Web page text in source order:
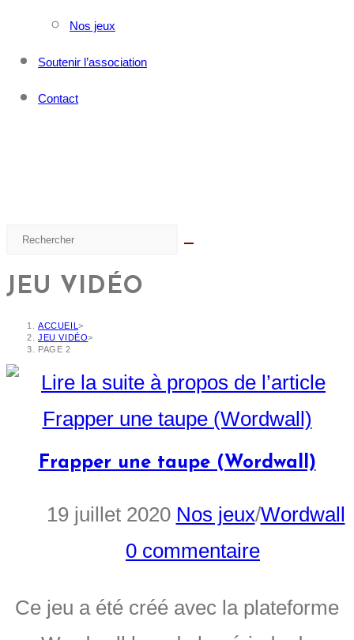
Nos jeux
Soutenir l’association
Contact
JEU VIDÉO
ACCUEIL>
JEU VIDÉO>
PAGE 2
Frapper une taupe (Wordwall)
19 juillet 2020 Nos jeux/Wordwall
0 commentaire
Ce jeu a été créé avec la plateforme